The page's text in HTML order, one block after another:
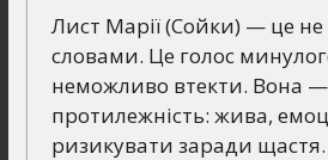
Лист Марії (Сойки) — це не
словами. Це голос
неможливо втекти. Вона
протилежність: жива,
ризикувати заради щастя.